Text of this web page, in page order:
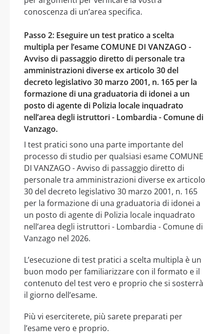
conoscenza di un’area specifica.
Passo 2: Eseguire un test pratico a scelta
multipla per l’esame COMUNE DI VANZAGO -
Avviso di passaggio diretto di personale tra
amministrazioni diverse ex articolo 30 del
decreto legislativo 30 marzo 2001, n. 165 per la
formazione di una graduatoria di idonei a un
posto di agente di Polizia locale inquadrato
nell’area degli istruttori - Lombardia - Comune di
Vanzago.
I test pratici sono una parte importante del
processo di studio per qualsiasi esame COMUNE
DI VANZAGO - Avviso di passaggio diretto di
personale tra amministrazioni diverse ex articolo
30 del decreto legislativo 30 marzo 2001, n. 165
per la formazione di una graduatoria di idonei a
un posto di agente di Polizia locale inquadrato
nell’area degli istruttori - Lombardia - Comune di
Vanzago nel 2026.
L’esecuzione di test pratici a scelta multipla è un
buon modo per familiarizzare con il formato e il
contenuto del test vero e proprio che si sosterrà
il giorno dell’esame.
Più vi eserciterete, più sarete preparati per
l’esame vero e proprio.